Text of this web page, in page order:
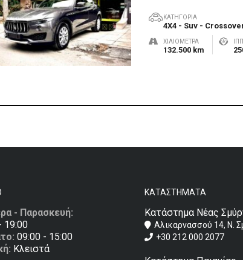
ΚΑΤΗΓΟΡΊΑ
4X4 - Suv -
ΧΙΛΙΌΜΕΤΡΑ
132.500 km
- Παρασκευή:
19:00
09:00 - 15:00
Κλειστά
ΚΑΤΑΣΤΉΜΑΤΑ
Κατάστημα Νέας
Αλικαρνασσού 14, Ν.
+30 212 000 2077